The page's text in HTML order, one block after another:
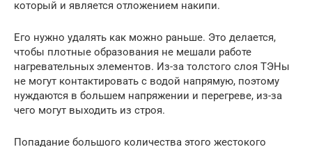
который и является отложением накипи.
Его нужно удалять как можно раньше. Это делается,
чтобы плотные образования не мешали работе
нагревательных элементов. Из-за толстого слоя ТЭНы
не могут контактировать с водой напрямую, поэтому
нуждаются в большем напряжении и перегреве, из-за
чего могут выходить из строя.
Попадание большого количества этого жестокого